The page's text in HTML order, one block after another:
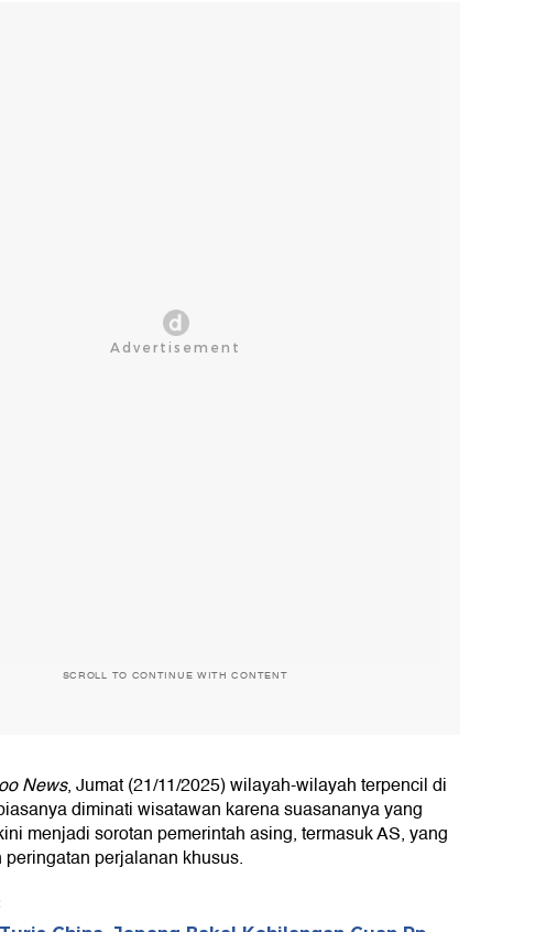
SCROLL TO CONTINUE WITH CONTENT
News, Jumat (21/11/2025) wilayah-wilayah terpencil di
diminati wisatawan karena suasananya yang
menjadi sorotan pemerintah asing, termasuk AS, yang
perjalanan khusus.